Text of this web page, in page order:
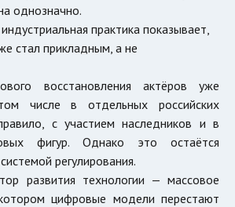
однозначно.
практика показывает,
стал прикладным, а не
восстановления актёров уже
числе в отдельных российских
с участием наследников и в
фигур. Однако это остаётся
регулирования.
развития технологии — массовое
цифровые модели перестают